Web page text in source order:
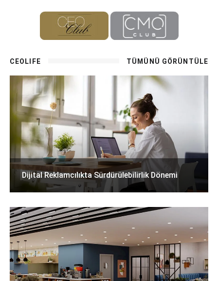
CEOLIFE TÜMÜNÜ GÖRÜNTÜLE
Dijital Reklamcılıkta Sürdürülebilirlik Dönemi